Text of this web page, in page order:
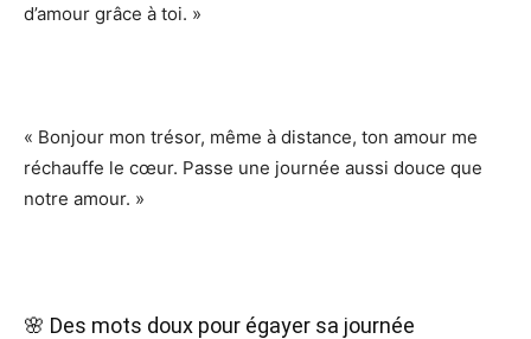
d’amour grâce à toi. »
« Bonjour mon trésor, même à distance, ton amour me
réchauffe le cœur. Passe une journée aussi douce que
notre amour. »
🌸 Des mots doux pour égayer sa journée